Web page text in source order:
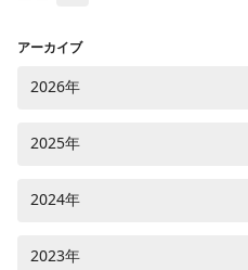
アーカイブ
2026年
2025年
2024年
2023年